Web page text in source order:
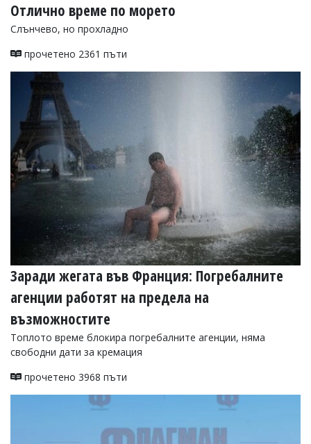
Отлично време по морето
Слънчево, но прохладно
прочетено 2361 пъти
Заради жегата във Франция: Погребалните
агенции работят на предела на
възможностите
Топлото време блокира погребалните агенции, няма
свободни дати за кремация
прочетено 3968 пъти